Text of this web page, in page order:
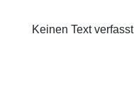
Keinen Text verfasst